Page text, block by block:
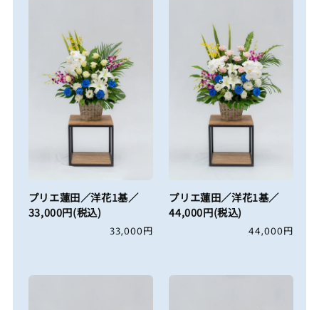
プリエ蓮田／洋花1基／
33,000円(税込)
通
格
33,000円
プリエ蓮田／洋花1基／
44,000円(税込)
通
格
44,000円